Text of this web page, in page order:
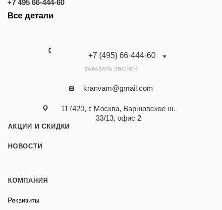
+7 495 66-444-60
Все детали
+7 (495) 66-444-60
ЗАКАЗАТЬ ЗВОНОК
kranvam@gmail.com
117420, г. Москва, Варшавское ш.
33/13, офис 2
АКЦИИ И СКИДКИ
НОВОСТИ
КОМПАНИЯ
Реквизиты